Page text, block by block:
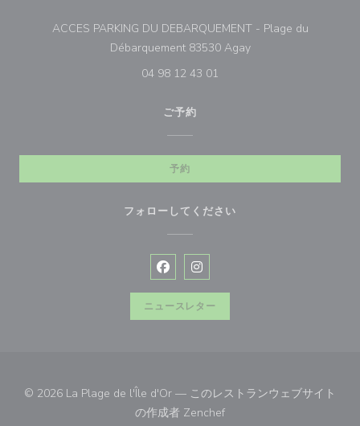
ACCES PARKING DU DEBARQUEMENT - Plage du
Débarquement 83530 Agay((新しいウィンドウ
04 98 12 43 01
ご予約
予約
フォローしてください
Facebook ((新しいウィンドウで
Instagram ((新しいウィンド
ニュースレター
© 2026 La Plage de l'Île d'Or — このレストランウェブサイト
の作成者 Zenchef((新しいウィンドウで開き